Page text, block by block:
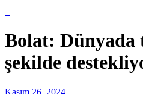
Bolat: Dünyada
şekilde
Kasım 26, 2024